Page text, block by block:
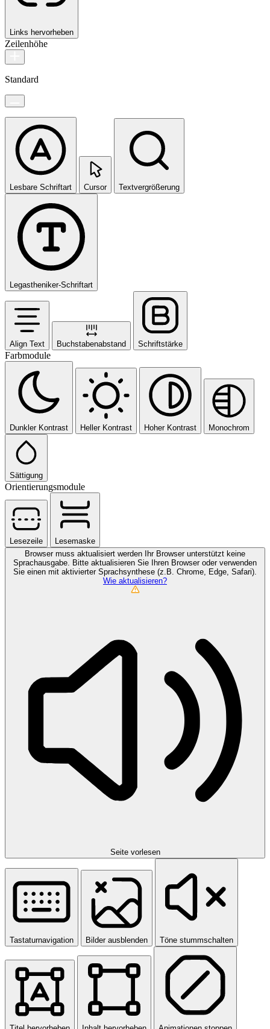
Links hervorheben
Zeilenhöhe
Standard
Lesbare Schriftart Cursor Textvergrößerung
Legastheniker-Schriftart
Align Text Buchstabenabstand Schriftstärke
Farbmodule
Dunkler Kontrast Heller Kontrast Hoher Kontrast Monochrom
Sättigung
Orientierungsmodule
Lesezeile
Lesemaske
Browser muss aktualisiert werden
Ihr Browser unterstützt keine
Sprachausgabe. Bitte aktualisieren Sie Ihren Browser oder verwenden
Sie einen mit aktivierter Sprachsynthese (z.B. Chrome, Edge, Safari).
Wie aktualisieren?
Seite vorlesen
Tastaturnavigation Bilder ausblenden Töne stummschalten